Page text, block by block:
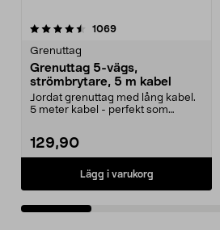
1069recensioner
Grenuttag
Grenuttag 5-vägs,
strömbrytare, 5 m kabel
Jordat grenuttag med lång kabel.
5 meter kabel - perfekt som
129,90
Lägg i varukorg
4.5 av 5 stjärnor